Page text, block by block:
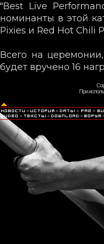
"Best Live
номинанты в этой
Pixies и Red Hot Chili
Всего на
будет вручено 16
При